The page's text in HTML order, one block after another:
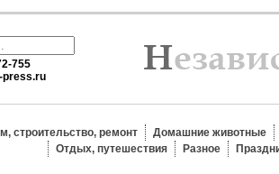
755
press.ru
строительство, ремонт
Домашние животные
Отдых, путешествия
Разное